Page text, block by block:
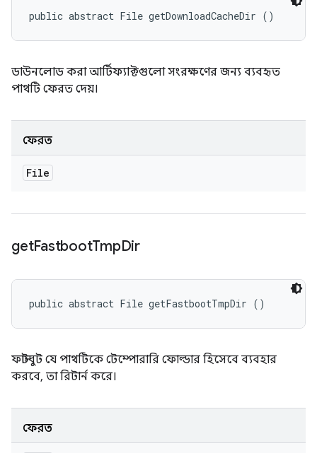
public abstract File getDownloadCacheDir ()
ডাউনলোড করা আর্টিফ্যাক্টগুলো সংরক্ষণের জন্য ব্যবহৃত
পাথটি ফেরত দেয়।
ফেরত
File
getFastbootTmpDir
public abstract File getFastbootTmpDir ()
ফাস্টবুট যে পাথটিকে টেম্পোরারি ফোল্ডার হিসেবে ব্যবহার
করবে, তা রিটার্ন করে।
ফেরত